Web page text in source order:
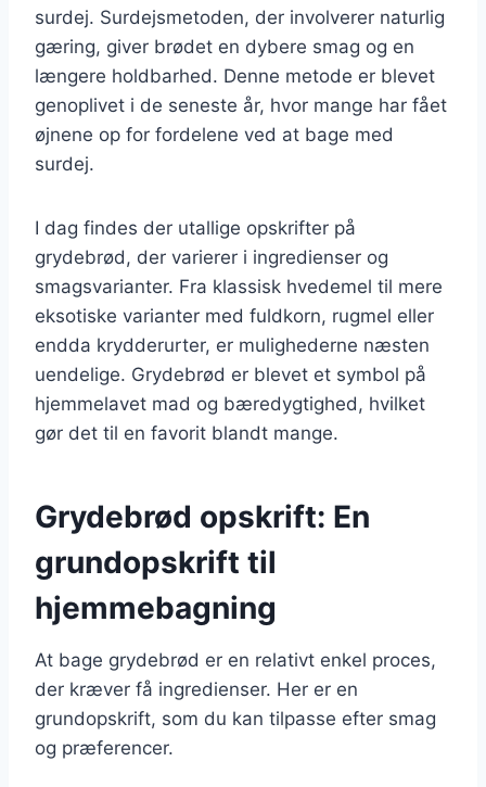
surdej. Surdejsmetoden, der involverer naturlig
gæring, giver brødet en dybere smag og en
længere holdbarhed. Denne metode er blevet
genoplivet i de seneste år, hvor mange har fået
øjnene op for fordelene ved at bage med
surdej.
I dag findes der utallige opskrifter på
grydebrød, der varierer i ingredienser og
smagsvarianter. Fra klassisk hvedemel til mere
eksotiske varianter med fuldkorn, rugmel eller
endda krydderurter, er mulighederne næsten
uendelige. Grydebrød er blevet et symbol på
hjemmelavet mad og bæredygtighed, hvilket
gør det til en favorit blandt mange.
Grydebrød opskrift: En
grundopskrift til
hjemmebagning
At bage grydebrød er en relativt enkel proces,
der kræver få ingredienser. Her er en
grundopskrift, som du kan tilpasse efter smag
og præferencer.